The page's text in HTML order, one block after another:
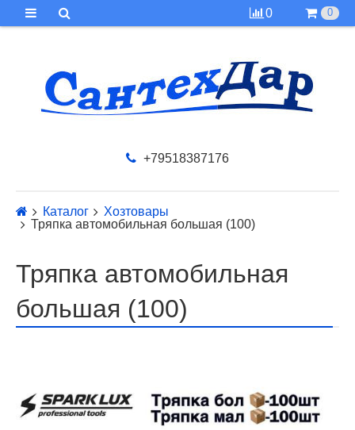
0 0
+79518387176
Каталог
Хозтовары
Тряпка автомобильная большая (100)
Тряпка автомобильная
большая (100)